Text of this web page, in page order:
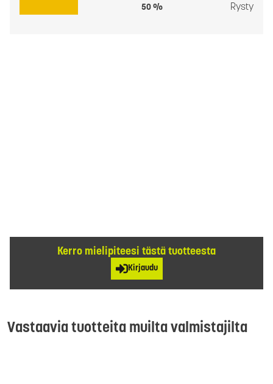
50 % Rysty
Kerro mielipiteesi tästä tuotteesta
Kirjaudu
Vastaavia tuotteita muilta valmistajilta